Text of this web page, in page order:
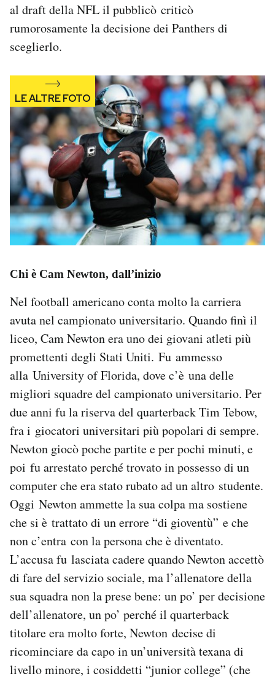
al draft della NFL il pubblicò criticò
rumorosamente la decisione dei Panthers di
sceglierlo.
Chi è Cam Newton, dall’inizio
Nel football americano conta molto la carriera
avuta nel campionato universitario. Quando finì il
liceo, Cam Newton era uno dei giovani atleti più
promettenti degli Stati Uniti. Fu ammesso
alla University of Florida, dove c’è una delle
migliori squadre del campionato universitario. Per
due anni fu la riserva del quarterback Tim Tebow,
fra i giocatori universitari più popolari di sempre.
Newton giocò poche partite e per pochi minuti, e
poi fu arrestato perché trovato in possesso di un
computer che era stato rubato ad un altro studente.
Oggi Newton ammette la sua colpa ma sostiene
che si è trattato di un errore “di gioventù” e che
non c’entra con la persona che è diventato.
L’accusa fu lasciata cadere quando Newton accettò
di fare del servizio sociale, ma l’allenatore della
sua squadra non la prese bene: un po’ per decisione
dell’allenatore, un po’ perché il quarterback
titolare era molto forte, Newton decise di
ricominciare da capo in un’università texana di
livello minore, i cosiddetti “junior college” (che